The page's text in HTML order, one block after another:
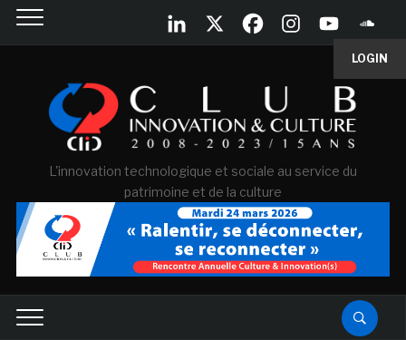
LOGIN
L'innovation technologique et sociale au service du
patrimoine et de la culture